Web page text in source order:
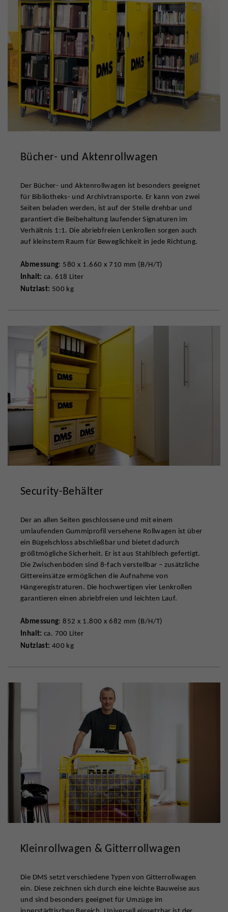
Bücher- und Aktenrollwagen
Der Bücher- und Aktenrollwagen ist besonders geeignet
für Bibliotheks- und Archivtransporte. Er kann von zwei
Seiten beladen werden, ist auf der Stelle drehbar und
garantiert die Beibehaltung laufender Signaturen im
Verhältnis 1:1. Die abriebfreien Lenkrollen sorgen auch
auf kleinstem Raum für Beweglichkeit in jede Richtung.
Abmessung: 580 x 1.660 x 710 mm (B/H/T)
Inhalt: ca. 618 Liter
Nutzlast: 500 kg
Security-Behälter
Der an allen Seiten geschlossene und mit einem
umlaufenden Gummiprofil versehene Rollwagen ist über
ein Bügelschloss abschließbar und bietet dadurch
größtmögliche Sicherheit. Er ist aus Stahlblech gefertigt.
Die Zwischenböden sind 8-fach verstellbar – zusätzliche
Gittereinsätze ermöglichen die Aufnahme von
Hängeregistraturen. Die hochwertigen vier Lenkrollen
garantieren einen abriebfreien und leichten Lauf.
Abmessung: 852 x 1.800 x 682 mm (B/H/T)
Inhalt: ca. 700 Liter
Nutzlast: 400 kg
Kleinrollwagen & Gitterrollwagen
Die DMS setzt verschiedene Typen von Gitterrollwagen
ein. Diese zeichnen sich durch eine leichte Bauweise aus
und sind besonders geeignet für Umzüge im